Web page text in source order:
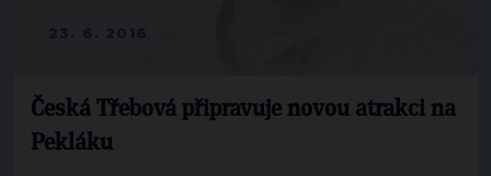
Česká Třebová připravuje novou atrakci na
Pekláku